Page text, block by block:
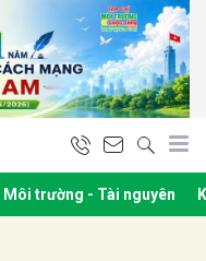
Môi trường - Tài nguyên